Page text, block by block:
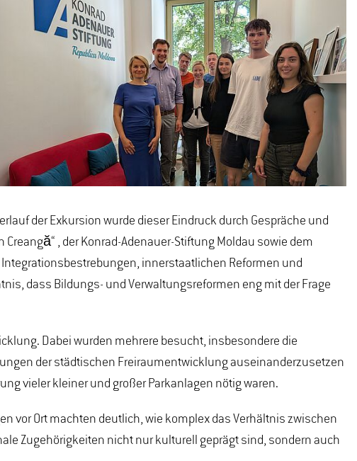
der Exkursion wurde dieser Eindruck durch Gespräche und
, der Konrad-Adenauer-Stiftung Moldau sowie dem
innerstaatlichen Reformen und
dass Bildungs- und Verwaltungsreformen eng mit der Frage
Dabei wurden mehrere besucht, insbesondere die
der städtischen Freiraumentwicklung auseinanderzusetzen
vieler kleiner und großer Parkanlagen nötig waren.
vor Ort machten deutlich, wie komplex das Verhältnis zwischen
Zugehörigkeiten nicht nur kulturell geprägt sind, sondern auch